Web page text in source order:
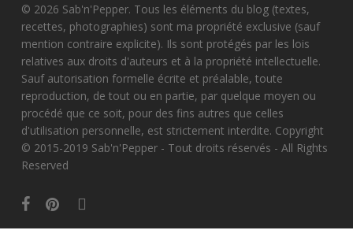
© 2026 Sab'n'Pepper. Tous les éléments du blog (textes,
recettes, photographies) sont ma propriété exclusive (sauf
mention contraire explicite). Ils sont protégés par les lois
relatives aux droits d'auteurs et à la propriété intellectuelle.
Sauf autorisation formelle écrite et préalable, toute
reproduction, de tout ou en partie, par quelque moyen ou
procédé que ce soit, pour des fins autres que celles
d'utilisation personnelle, est strictement interdite. Copyright
© 2015-2019 Sab'n'Pepper - Tout droits réservés - All Rights
Reserved
facebookpinterestinstagram